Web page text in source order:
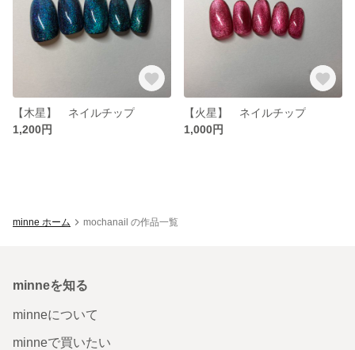
【木星】 ネイルチップ
1,200円
【火星】 ネイルチップ
1,000円
minne ホーム mochanail の作品一覧
minneを知る
minneについて
minneで買いたい